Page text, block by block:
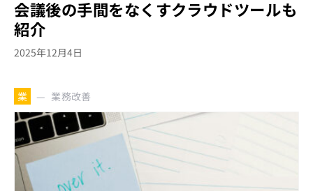
会議後の手間をなくすクラウドツールも
紹介
2025年12月4日
業 業務改善